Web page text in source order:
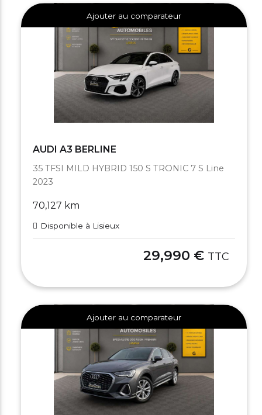
Ajouter au comparateur
AUDI A3 BERLINE
35 TFSI MILD HYBRID 150 S TRONIC 7 S Line
2023
70,127 km
Disponible à Lisieux
29,990 € TTC
Ajouter au comparateur